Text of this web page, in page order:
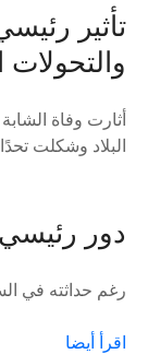
تأثير
والتحولات
أثارت وفاة
البلاد وشكلت
دور
رغم حداثته في
اقرأ أيضا